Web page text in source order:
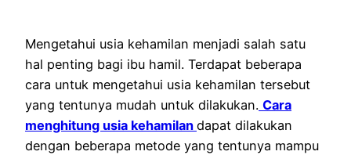
Mengetahui usia kehamilan menjadi salah satu
hal penting bagi ibu hamil. Terdapat beberapa
cara untuk mengetahui usia kehamilan tersebut
yang tentunya mudah untuk dilakukan. Cara
menghitung usia kehamilan dapat dilakukan
dengan beberapa metode yang tentunya mampu